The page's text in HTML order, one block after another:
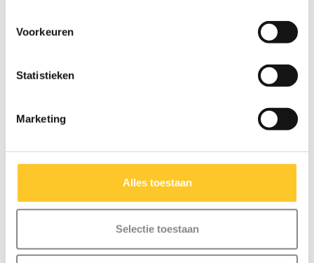
Voorkeuren
Statistieken
Marketing
Alles toestaan
Selectie toestaan